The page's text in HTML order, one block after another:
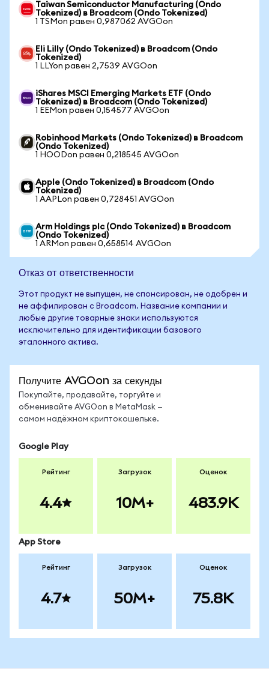
Taiwan Semiconductor Manufacturing (Ondo
Tokenized) в Broadcom (Ondo Tokenized)
1 TSMon равен 0,987062 AVGOon
Eli Lilly (Ondo Tokenized) в Broadcom (Ondo
Tokenized)
1 LLYon равен 2,7539 AVGOon
iShares MSCI Emerging Markets ETF (Ondo
Tokenized) в Broadcom (Ondo Tokenized)
1 EEMon равен 0,154577 AVGOon
Robinhood Markets (Ondo Tokenized) в Broadcom
(Ondo Tokenized)
1 HOODon равен 0,218545 AVGOon
Apple (Ondo Tokenized) в Broadcom (Ondo
Tokenized)
1 AAPLon равен 0,728451 AVGOon
Arm Holdings plc (Ondo Tokenized) в Broadcom
(Ondo Tokenized)
1 ARMon равен 0,658514 AVGOon
Отказ от ответственности
Этот продукт не выпущен, не спонсирован, не одобрен и
не аффилирован с Broadcom. Название компании и
любые другие товарные знаки используются
исключительно для идентификации базового
эталонного актива.
Получите AVGOon за секунды
Покупайте, продавайте, торгуйте и
обменивайте AVGOon в MetaMask —
самом надёжном криптокошельке.
Google Play
Рейтинг
4.4
Загрузок
10M+
Оценок
483.9K
App Store
Рейтинг
4.7
Загрузок
50M+
Оценок
75.8K